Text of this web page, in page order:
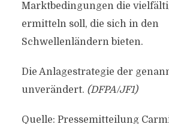
Marktbedingungen die
ermitteln soll, die sich in den
Schwellenländern bieten.
Die Anlagestrategie der
unverändert. (DFPA/JF1)
Quelle: Pressemitteilung